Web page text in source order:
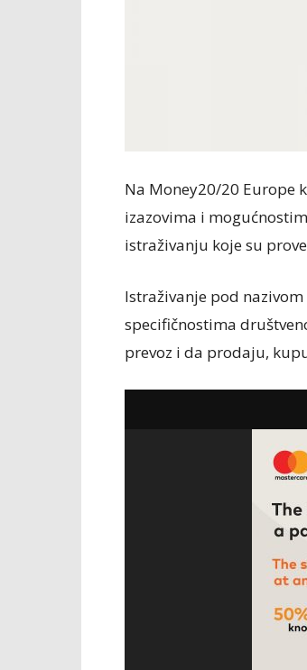
Na Money20/20 Europe
izazovima i
istraživanju koje su
Istraživanje pod
specifičnostima
prevoz i da prodaju,